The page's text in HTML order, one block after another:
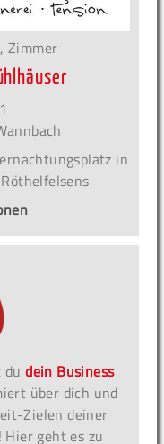
Zimmer
in
dudein Business
über dich und
Zielen deiner
Hier geht es zu